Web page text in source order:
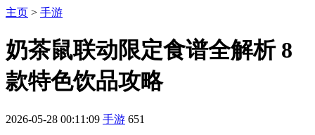
主页 > 手游
奶茶鼠联动限定食谱全解析 8
款特色饮品攻略
2026-05-28 00:11:09 手游 651